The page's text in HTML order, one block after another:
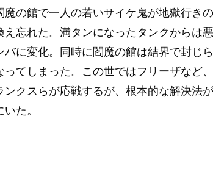
の館で一人の若いサイケ鬼が地獄行き
忘れた。満タンになったタンクからは
に変化。同時に閻魔の館は結界で封じ
てしまった。この世ではフリーザなど
クスらが応戦するが、根本的な解決法
いた。